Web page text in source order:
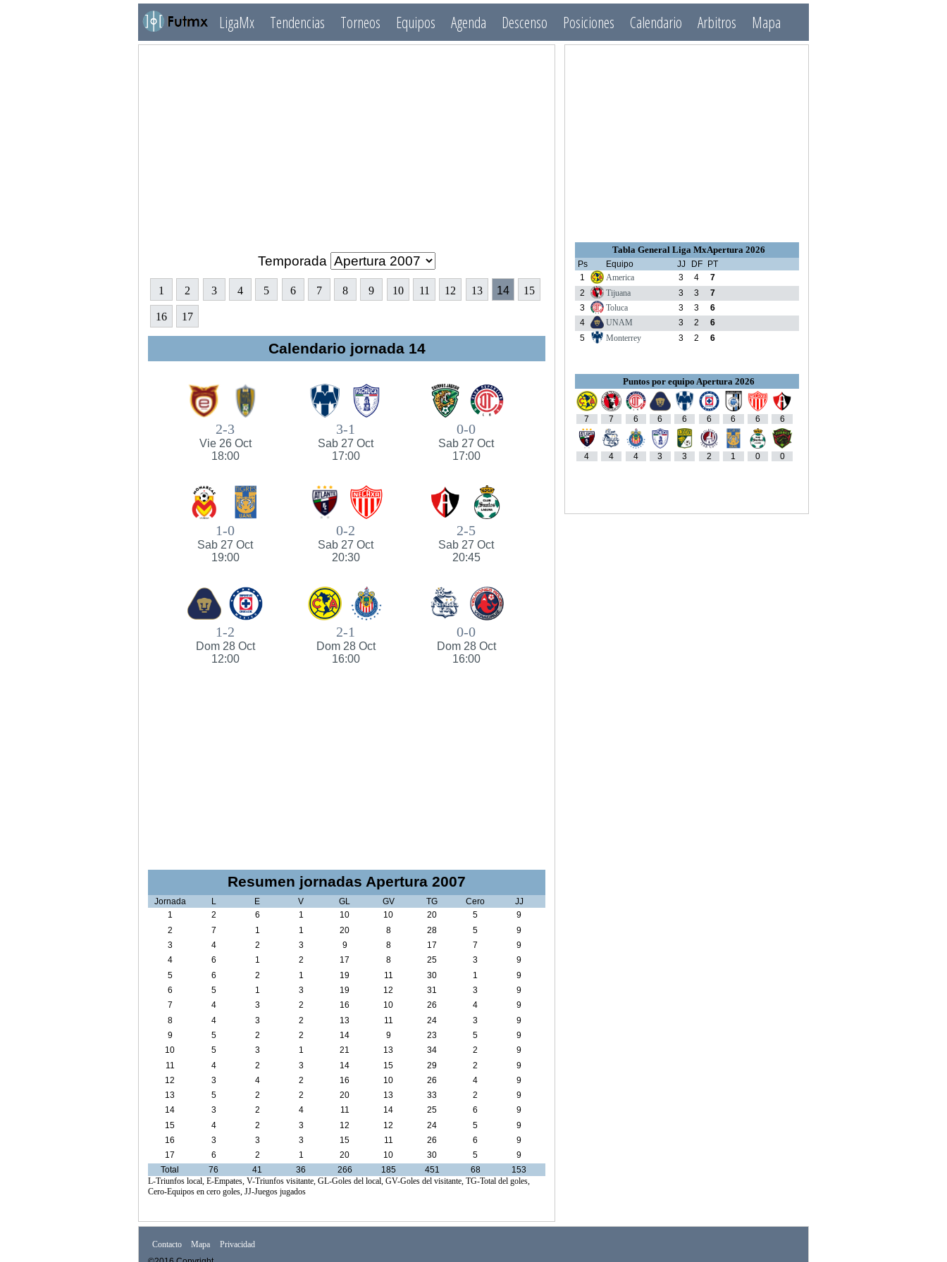
LigaMx Tendencias Torneos Equipos Agenda Descenso Posiciones Calendario Arbitros Mapa
Temporada
1 2 3 4 5 6 7 8 9 10 11 12 13 14 15
16 17
Calendario jornada 14
2-3
Vie 26 Oct
18:00
3-1
Sab 27 Oct
17:00
0-0
Sab 27 Oct
17:00
1-0
Sab 27 Oct
19:00
0-2
Sab 27 Oct
20:30
2-5
Sab 27 Oct
20:45
1-2
Dom 28 Oct
12:00
2-1
Dom 28 Oct
16:00
0-0
Dom 28 Oct
16:00
Resumen jornadas Apertura 2007
Jornada L E V GL GV TG Cero
JJ
1
2 6 1 10 10 20 5
9
2
7 1 1 20 8 28 5
9
3
4 2 3 9 8 17 7
9
4
6 1 2 17 8 25 3
9
5
6 2 1 19 11 30 1
9
6
5 1 3 19 12 31 3
9
7
4 3 2 16 10 26 4
9
8
4 3 2 13 11 24 3
9
9
5 2 2 14 9 23 5
9
10
5 3 1 21 13 34 2
9
11
4 2 3 14 15 29 2
9
12
3 4 2 16 10 26 4
9
13
5 2 2 20 13 33 2
9
14
3 2 4 11 14 25 6
9
15
4 2 3 12 12 24 5
9
16
3 3 3 15 11 26 6
9
17
6 2 1 20 10 30 5
9
Total
76 41 36 266 185 451 68
153
L-Triunfos local, E-Empates, V-Triunfos visitante, GL-Goles del local, GV-Goles del visitante, TG-Total del goles,
Cero-Equipos en cero goles, JJ-Juegos jugados
Tabla General Liga MxApertura 2026
Ps Equipo JJ DF PT
1
America 3 4
7
2
Tijuana 3 3
7
3
Toluca 3 3
6
4
UNAM 3 2
6
5
Monterrey 3 2 6
Puntos por equipo Apertura 2026
7 7 6 6 6 6 6 6 6
4 4 4 3 3 2 1 0 0
Contacto Mapa
Privacidad